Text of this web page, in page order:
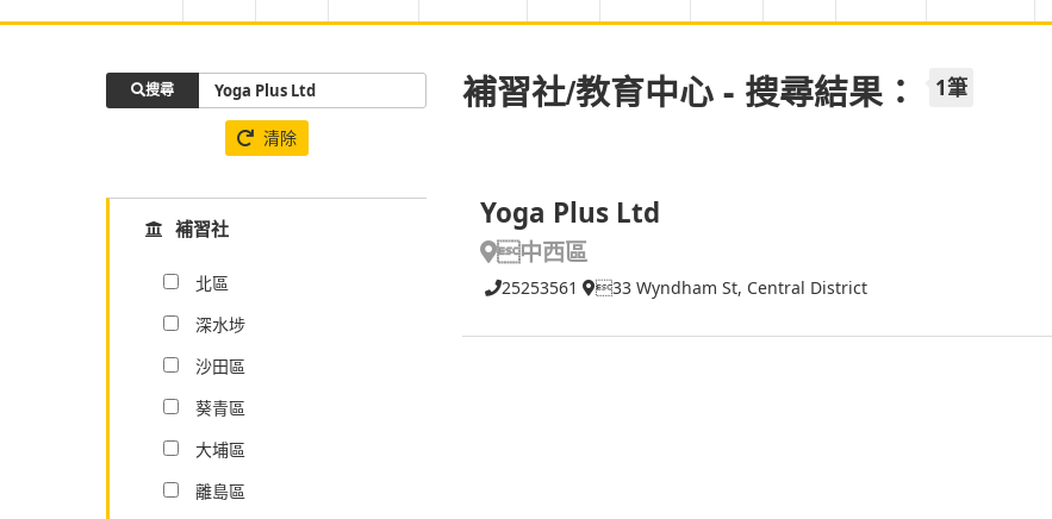
補習社/教育中心 - 搜尋結果： 1筆
Yoga Plus Ltd
中西區
25253561 33 Wyndham St, Central District
搜尋
清除
補習社
北區
深水埗
沙田區
葵青區
大埔區
離島區